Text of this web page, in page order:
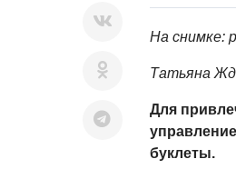
На снимке:
Татьяна
Для
буклеты.